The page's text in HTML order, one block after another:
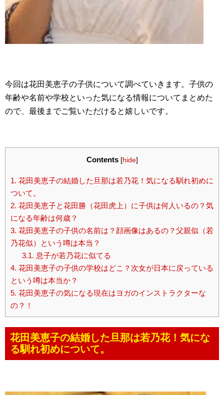
今回は花田美恵子の子供について調べていきます。子供の
年齢や名前や学校といった気になる情報についてまとめた
ので、最後までご覧いただけると嬉しいです。
Contents [hide]
1. 花田美恵子の結婚した旦那は若乃花！気になる馴れ初めに
ついて。
2. 花田美恵子と花田勝（花田虎上）に子供は何人いるの？気
になる年齢は何歳？
3. 花田美恵子の子供の名前は？顔画像はあるの？父親似（若
乃花似）という噂は本当？
3.1. 息子が若乃花に似てる
4. 花田美恵子の子供の学校はどこ？次女が日本に戻っている
という噂は本当か？
5. 花田美恵子の気になる現在はヨガのインストラクターな
の？！
花田美恵子の結婚した旦那は若乃花！気にな
る馴れ初めについて。